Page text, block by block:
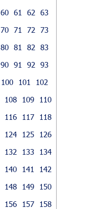
60 61 62
63
70 71 72
73
80 81 82
83
90 91 92
93
100 101
102
108 109
110
116 117
118
124 125
126
132 133
134
140 141
142
148 149
150
156 157
158